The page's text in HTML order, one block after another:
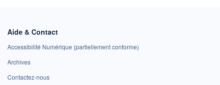
Aide & Contact
Accessibilité Numérique (partiellement conforme)
Archives
Contactez-nous